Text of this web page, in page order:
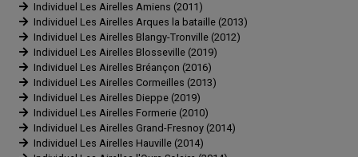
Individuel Les Airelles Amiens (2011)
Individuel Les Airelles Arques la bataille (2013)
Individuel Les Airelles Blangy-Tronville (2012)
Individuel Les Airelles Blosseville (2019)
Individuel Les Airelles Bréançon (2016)
Individuel Les Airelles Cormeilles (2013)
Individuel Les Airelles Dieppe (2019)
Individuel Les Airelles Formerie (2010)
Individuel Les Airelles Grand-Fresnoy (2014)
Individuel Les Airelles Hauville (2014)